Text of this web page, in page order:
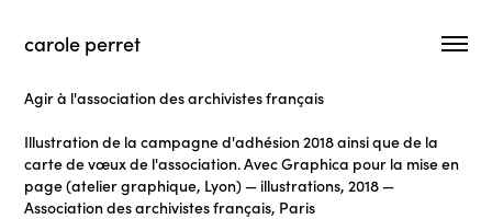
carole perret
Agir à l'association des archivistes français
Illustration de la campagne d'adhésion 2018 ainsi que de la
carte de vœux de l'association. Avec Graphica pour la mise en
page (atelier graphique, Lyon) — illustrations, 2018 —
Association des archivistes français, Paris